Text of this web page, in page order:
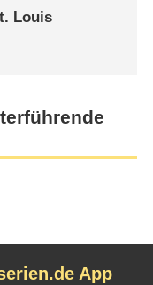
Louis
App